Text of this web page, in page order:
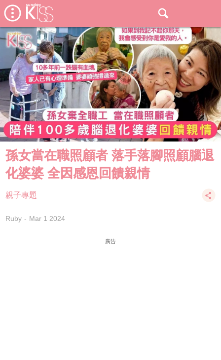
孫女當在職照顧者 落手落腳照顧腦退
化婆婆 全因感恩回饋親情
親子專題
Ruby Mar 1 2024
廣告